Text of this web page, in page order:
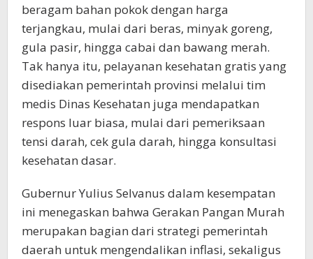
beragam bahan pokok dengan harga
terjangkau, mulai dari beras, minyak goreng,
gula pasir, hingga cabai dan bawang merah.
Tak hanya itu, pelayanan kesehatan gratis yang
disediakan pemerintah provinsi melalui tim
medis Dinas Kesehatan juga mendapatkan
respons luar biasa, mulai dari pemeriksaan
tensi darah, cek gula darah, hingga konsultasi
kesehatan dasar.
Gubernur Yulius Selvanus dalam kesempatan
ini menegaskan bahwa Gerakan Pangan Murah
merupakan bagian dari strategi pemerintah
daerah untuk mengendalikan inflasi, sekaligus